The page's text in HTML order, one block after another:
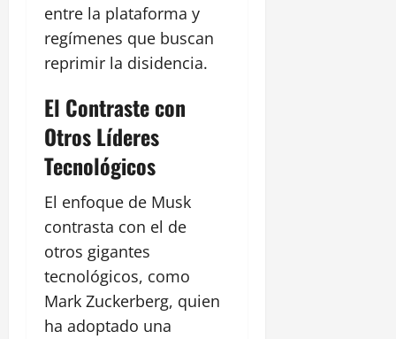
entre la plataforma y
regímenes que buscan
reprimir la disidencia.
El Contraste con
Otros Líderes
Tecnológicos
El enfoque de Musk
contrasta con el de
otros gigantes
tecnológicos, como
Mark Zuckerberg, quien
ha adoptado una